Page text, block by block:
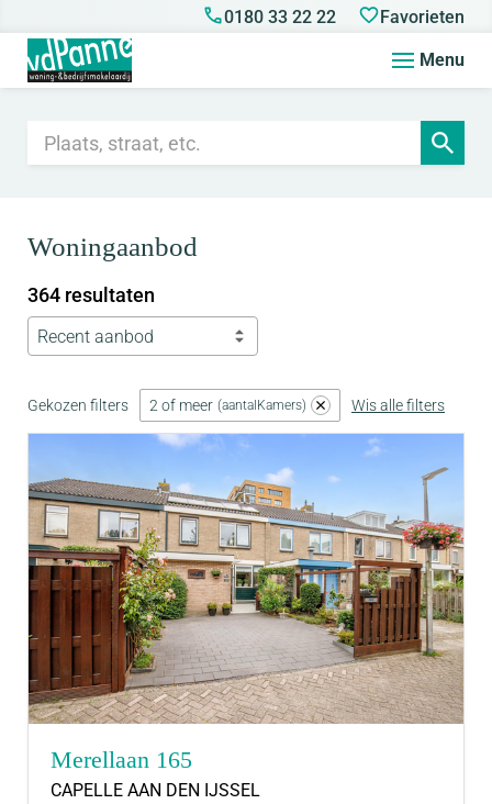
0180 33 22 22 Favorieten
Menu
Woningaanbod
364 resultaten
Recent aanbod
Gekozen filters 2 of meer aantalKamers Wis alle filters
Merellaan 165
CAPELLE AAN DEN IJSSEL